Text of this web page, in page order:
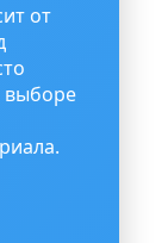
от
выборе